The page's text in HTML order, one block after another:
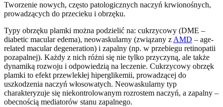
Tworzenie nowych, często patologicznych naczyń krwionośnych,
prowadzących do przecieku i obrzęku.
Typy obrzęku plamki można podzielić na: cukrzycowy (DME –
diabetic macular edema), neowaskularny (związany z AMD – age-
related macular degeneration) i zapalny (np. w przebiegu retinopatii
pozapalnej). Każdy z nich różni się nie tylko przyczyną, ale także
dynamiką rozwoju i odpowiedzią na leczenie. Cukrzycowy obrzęk
plamki to efekt przewlekłej hiperglikemii, prowadzącej do
uszkodzenia naczyń włosowatych. Neowaskularny typ
charakteryzuje się niekontrolowanym rozrostem naczyń, a zapalny –
obecnością mediatorów stanu zapalnego.